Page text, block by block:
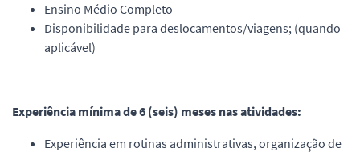
Ensino Médio Completo
Disponibilidade para deslocamentos/viagens; (quando
aplicável)
Experiência mínima de 6 (seis) meses nas atividades:
Experiência em rotinas administrativas, organização de